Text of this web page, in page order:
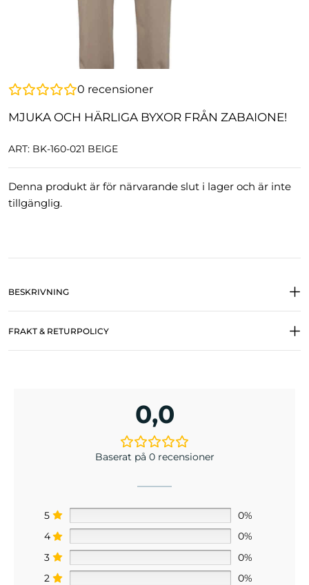
0 recensioner
MJUKA OCH HÄRLIGA BYXOR FRÅN ZABAIONE!
ART: BK-160-021 BEIGE
Denna produkt är för närvarande slut i lager och är inte
tillgänglig.
BESKRIVNING
FRAKT & RETURPOLICY
0,0
Baserat på 0 recensioner
5
0%
4
0%
3
0%
2
0%